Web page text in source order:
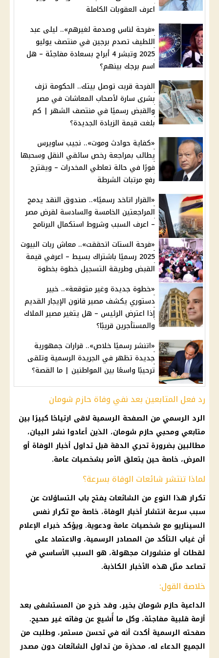
اعرف العقوبات الكاملة
«فرحة لناس وصدمة لغيرهم».. ليلى عبد
اللطيف تصدم برجين في منتصف يوليو
2025 وتبشر 4 أبراج بسعادة مفاجئة – هل
اسم برجك بينهم؟
الفرحة قربت توصل بيتك.. الحكومة تزف
بشرى سارة لأصحاب المعاشات في مصر
والقبض رسميًا في منتصف الشهر | كم
بلغت قيمة الزيادة الجديدة؟
«كفاية حوادث وموت».. نجيب ساويرس
يطالب بمراجعة رخص سائقي النقل وسحبها
فورًا في حالة تعاطي المخدرات – ويقترح
رفع مرتبات الشرطة
«القرار اتاخد رسميًا».. صندوق النقد يدمج
المراجعتين الخامسة والسادسة لقرض مصر
– اعرف السبب وشروط استكمال البرنامج
«فرحة الستات اتحققت».. معاش ربات البيوت
2025 رسميًا باشتراك بسيط – اعرفي قيمة
القبض وطريقة التسجيل خطوة بخطوة
«خطوة جديدة وغير متوقعة».. خبير
دستوري يكشف مصير قانون الإيجار القديم
إذا اعترض الرئيس – هل يتغير مصير الملاك
والمستأجرين قريبًا؟
«اتنشر رسميًا خلاص».. قرارات جمهورية
جديدة تظهر في الجريدة الرسمية وتلقى
ترحيبًا واسعًا بين المواطنين | ما القصة؟
رد فعل المتابعين بعد نفي وفاة حازم شومان
الرد الرسمي من الصفحة الرسمية لاقى ارتياحًا كبيرًا بين
متابعي ومحبي حازم شومان، الذين أعادوا نشر البيان،
مطالبين بضرورة تحري الدقة قبل تداول أخبار الوفاة أو
المرض، خاصة حين يتعلق الأمر بشخصيات عامة.
لماذا تنتشر شائعات الوفاة بسرعة؟
تكرار هذا النوع من الشائعات يفتح باب التساؤلات عن
سبب سرعة انتشار أخبار الوفاة، خاصة مع تكرار نفس
السيناريو مع شخصيات عامة ودعوية. ويؤكد خبراء الإعلام
أن غياب التأكد من المصادر الرسمية، والاعتماد على
لقطات أو منشورات مجهولة، هو السبب الأساسي في
تصاعد مثل هذه الأخبار الكاذبة.
خلاصة القول:
الداعية حازم شومان بخير، وقد خرج من المستشفى بعد
أزمة قلبية مفاجئة، وكل ما أُشيع عن وفاته غير صحيح.
صفحته الرسمية أكدت أنه في تحسن مستمر، وطلبت من
الجميع الدعاء له، محذرة من تداول الشائعات دون مصدر